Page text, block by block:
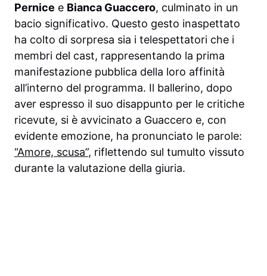
Pernice e Bianca Guaccero, culminato in un
bacio significativo. Questo gesto inaspettato
ha colto di sorpresa sia i telespettatori che i
membri del cast, rappresentando la prima
manifestazione pubblica della loro affinità
all’interno del programma. Il ballerino, dopo
aver espresso il suo disappunto per le critiche
ricevute, si è avvicinato a Guaccero e, con
evidente emozione, ha pronunciato le parole:
“Amore, scusa”, riflettendo sul tumulto vissuto
durante la valutazione della giuria.